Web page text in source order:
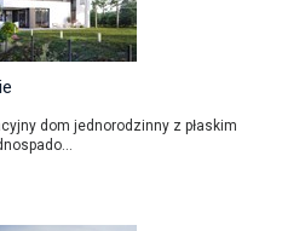
dom jednorodzinny z płaskim